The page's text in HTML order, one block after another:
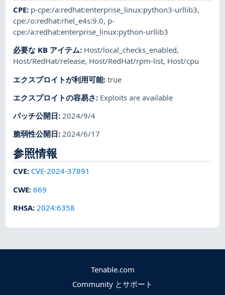
CPE: p-cpe:/a:redhat:enterprise_linux:python3-urllib3,
cpe:/o:redhat:rhel_e4s:9.0, p-
cpe:/a:redhat:enterprise_linux:python-urllib3
必要な KB アイテム: Host/local_checks_enabled,
Host/RedHat/release, Host/RedHat/rpm-list, Host/cpu
エクスプロイトが利用可能:true
エクスプロイトの容易さ: Exploits are available
パッチ公開日:2024/9/4
脆弱性公開日:2024/6/17
参照情報
CVE: CVE-2024-37891
CWE:669
RHSA: 2024:6358
Tenable.com
Community とサポート